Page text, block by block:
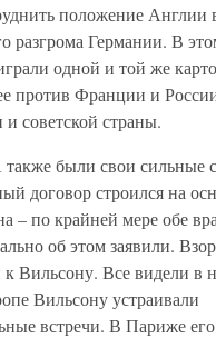
положение Англии
разгрома Германии. В
одной и той же
против Франции и
советской страны.
были свои сильные
договор строился на
– по крайней мере обе
об этом заявили.
Вильсону. Все видели в
Вильсону устраивали
встречи. В Париже